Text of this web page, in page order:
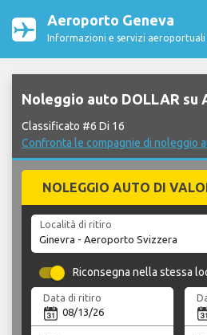
Aeroporto Geneva
Informazioni e servizi aeroportuali
Noleggio auto DOLLAR su
Classificato #6 Di 16
Confronta le compagnie di noleggio
NOLEGGIO AUTO DI
Località di ritiro
Riconsegna nella stessa
Data di ritiro